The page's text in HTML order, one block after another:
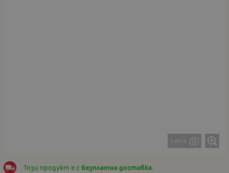
1 от 4
Този продукт е с безплатна доставка.